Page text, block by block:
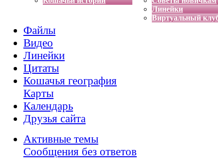
Линейки
Виртуальный
Файлы
Видео
Линейки
Цитаты
Кошачья география
Карты
Календарь
Друзья сайта
Активные темы
Сообщения без ответов